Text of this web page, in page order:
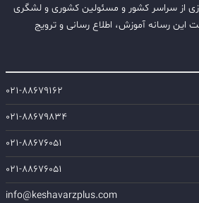
از سراسر کشور و مسئولین کشوری و لشگری
این رسانه آموزش، اطلاع رسانی و ترویج
۰۲۱-۸۸۶۷۹۱۶۲
۰۲۱-۸۸۶۷۹۸۳۴
۰۲۱-۸۸۶۷۶۰۵۱
۰۲۱-۸۸۶۷۶۰۵۱
info@keshavarzplus.com